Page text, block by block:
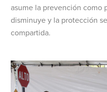
asume la prevención como
disminuye y la protección
compartida.